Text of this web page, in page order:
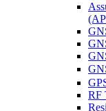
RF